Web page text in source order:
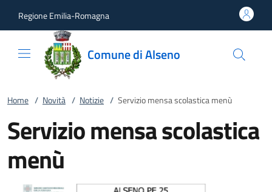
Regione Emilia-Romagna
Comune di Alseno
Home / Novità / Notizie / Servizio mensa scolastica menù
Servizio mensa scolastica
menù